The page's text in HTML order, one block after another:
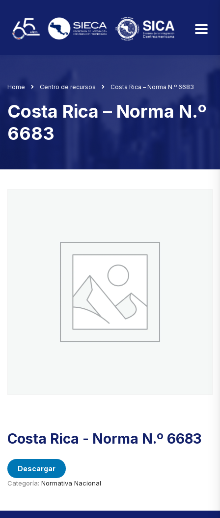
Home Centro de recursos Costa Rica – Norma N.º 6683
Costa Rica – Norma N.º
6683
Costa Rica - Norma N.º 6683
Descargar
Categoría: Normativa Nacional